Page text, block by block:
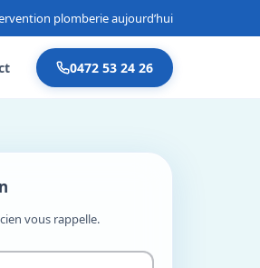
plomberie aujourd’hui
0472 53 24 26
vous rappelle.